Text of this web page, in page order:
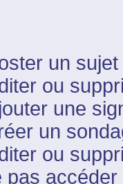
un
ou
une
un
ou
pas